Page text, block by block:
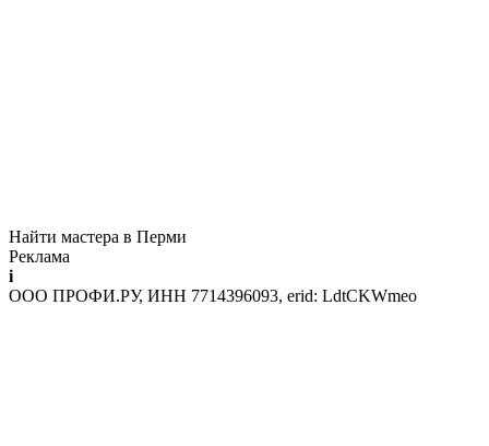
Найти мастера в Перми
Реклама
i
ООО ПРОФИ.РУ, ИНН 7714396093, erid: LdtCKWmeo